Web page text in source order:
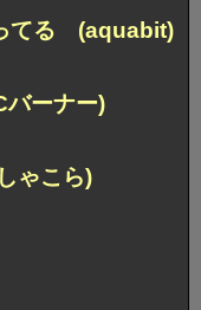
てる (aquabit)
ーナー)
ゃこら)